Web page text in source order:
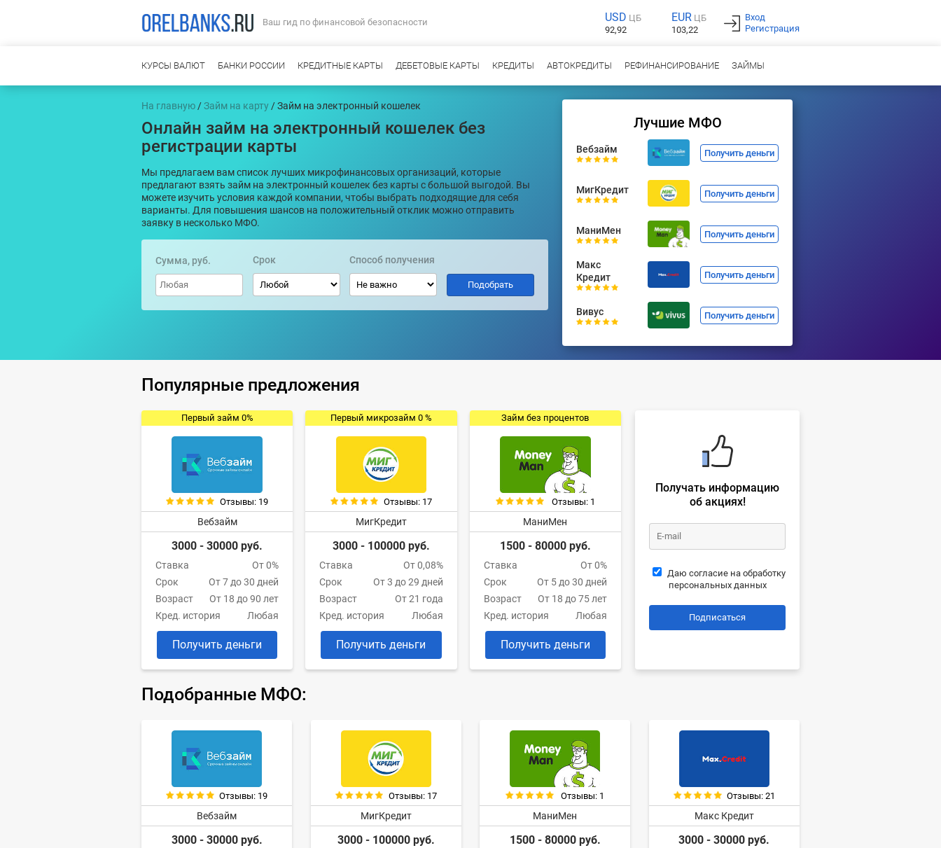
Ваш гид по финансовой безопасности USD ЦБ
92,92
EUR ЦБ
103,22
Вход
Регистрация
КУРСЫ ВАЛЮТ БАНКИ РОССИИ КРЕДИТНЫЕ КАРТЫ ДЕБЕТОВЫЕ КАРТЫ КРЕДИТЫ АВТОКРЕДИТЫ РЕФИНАНСИРОВАНИЕ ЗАЙМЫ
На главную /Займ на карту / Займ на электронный кошелек
Онлайн займ на электронный кошелек без
регистрации карты
Мы предлагаем вам список лучших микрофинансовых организаций, которые
предлагают взять займ на электронный кошелек без карты с большой выгодой. Вы
можете изучить условия каждой компании, чтобы выбрать подходящие для себя
варианты. Для повышения шансов на положительный отклик можно отправить
заявку в несколько МФО.
Сумма, руб. Срок Способ получения
Лучшие МФО
Вебзайм Получить деньги
МигКредит Получить деньги
МаниМен Получить деньги
Макс
Кредит
Получить деньги
Вивус Получить деньги
Популярные предложения
Первый займ 0%
Отзывы: 19
Вебзайм
3000 - 30000 руб.
Ставка
От 0%
Срок
От 7 до 30 дней
Возраст
От 18 до 90 лет
Кред. история
Любая
Получить деньги
Первый микрозайм 0 %
Отзывы: 17
МигКредит
3000 - 100000 руб.
Ставка
От 0,08%
Срок
От 3 до 29 дней
Возраст
От 21 года
Кред. история
Любая
Получить деньги
Займ без процентов
Отзывы: 1
МаниМен
1500 - 80000 руб.
Ставка
От 0%
Срок
От 5 до 30 дней
Возраст
От 18 до 75 лет
Кред. история
Любая
Получить деньги
Получать информацию
об акциях!
Даю согласие на обработку
персональных данных
Подписаться
Подобранные МФО:
Отзывы: 19
Вебзайм
3000 - 30000 руб.
Отзывы: 17
МигКредит
3000 - 100000 руб.
Отзывы: 1
МаниМен
1500 - 80000 руб.
Отзывы: 21
Макс Кредит
3000 - 30000 руб.